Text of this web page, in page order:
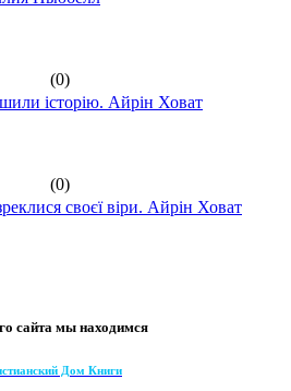
(0)
історію. Айрін Ховат
(0)
своєї віри. Айрін Ховат
сайта мы находимся
Дом Книги